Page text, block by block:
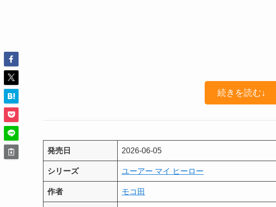
続きを読む↓
発売日 2026-06-05
シリーズ ユーアー マイ ヒーロー
作者 モコ田